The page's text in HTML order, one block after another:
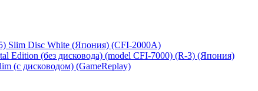
Slim Disc White (Япония) (CFI-2000A)
Edition (без дисковода) (model CFI-7000) (R-3) (Япония)
(с дисководом) (GameReplay)